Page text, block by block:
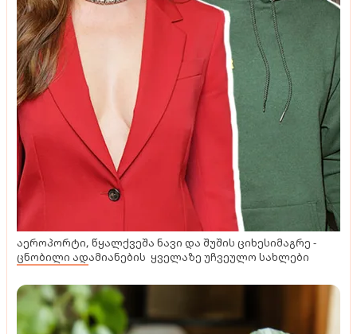
აეროპორტი, წყალქვეშა ნავი და შუშის ციხესიმაგრე -
ცნობილი ადამიანების ყველაზე უჩვეულო სახლები